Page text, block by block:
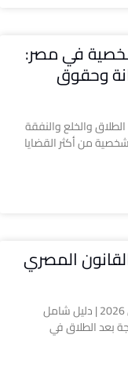
في مصر:
وحقوق
والخلع والنفقة
من أكثر القضايا
المصري
حقوق الزوجة بعد الطلاق في القانون المصري 2026 | دليل شامل
بعد الطلاق في